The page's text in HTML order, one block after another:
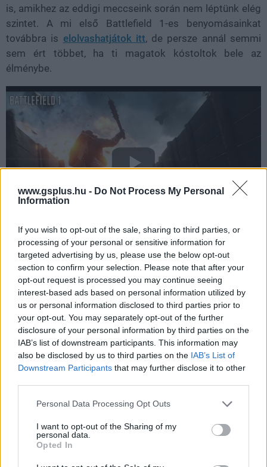
www.gsplus.hu - Do Not Process My Personal
Information
If you wish to opt-out of the sale, sharing to third parties, or
processing of your personal or sensitive information for
targeted advertising by us, please use the below opt-out
section to confirm your selection. Please note that after your
opt-out request is processed you may continue seeing
interest-based ads based on personal information utilized by
us or personal information disclosed to third parties prior to
your opt-out. You may separately opt-out of the further
disclosure of your personal information by third parties on the
IAB’s list of downstream participants. This information may
also be disclosed by us to third parties on the IAB’s List of
Downstream Participants that may further disclose it to other
Please note that this website/app uses one or more Google
not limited to your visit or usage behaviour. You may click to
grant or deny consent to Google and its third-party tags to
use your data for below specified purposes in below Google
consent section.
Personal Data Processing Opt Outs
I want to opt-out of the Sharing of my
personal data.
Opted In
is, amikhez az eddigi meccseink során nem léptünk elég
szintet. A mi első Battlefield 1-es benyomásainkat
továbbra is elolvashatjátok itt, de persze annál semmi
sem ért többet, ha ti magatok kóstoltok bele az
élménybe.
SMASH by Meló-Diák: Homok, zene és a nyár legjobb
hangulata – Jön a második forduló! (X)
Július végén folytatódik a balatoni strandröplabda-
sorozat.
Platformok: PC PlayStation 4 Xbox One